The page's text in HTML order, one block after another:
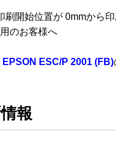
開始位置が 0mmから印
のお客様へ
EPSON ESC/P 2001 (FB)
報